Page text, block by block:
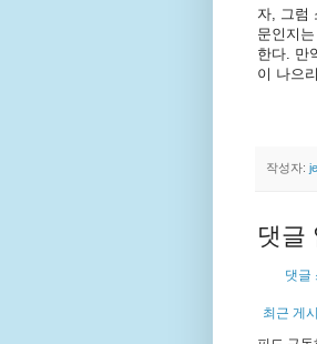
자, 그럼
문인지
한다. 만
이 나으
작성자:
댓글
댓글
최근 게